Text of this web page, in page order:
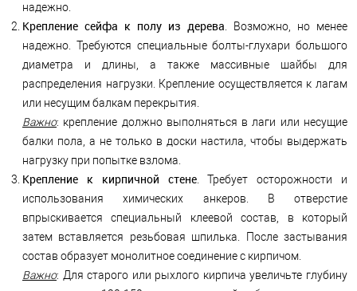
надежно.
Крепление сейфа к полу из дерева. Возможно, но менее
надежно. Требуются специальные болты-глухари большого
диаметра и длины, а также массивные шайбы для
распределения нагрузки. Крепление осуществляется к лагам
или несущим балкам перекрытия.
Важно: крепление должно выполняться в лаги или несущие
балки пола, а не только в доски настила, чтобы выдержать
нагрузку при попытке взлома.
Крепление к кирпичной стене. Требует осторожности и
использования химических анкеров. В отверстие
впрыскивается специальный клеевой состав, в который
затем вставляется резьбовая шпилька. После застывания
состав образует монолитное соединение с кирпичом.
Важно: Для старого или рыхлого кирпича увеличьте глубину